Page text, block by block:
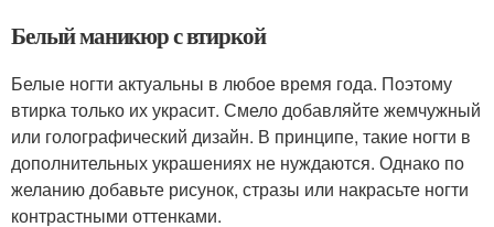
Белый маникюр с втиркой
Белые ногти актуальны в любое время года. Поэтому
втирка только их украсит. Смело добавляйте жемчужный
или голографический дизайн. В принципе, такие ногти в
дополнительных украшениях не нуждаются. Однако по
желанию добавьте рисунок, стразы или накрасьте ногти
контрастными оттенками.